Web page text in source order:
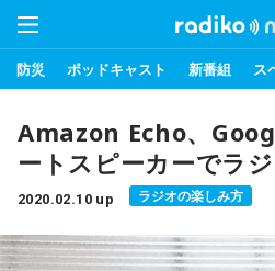
防災 ポッドキャスト 新番組 ス
Amazon Echo、
ートスピーカーでラ
2020.02.10 up ラジオの楽しみ方